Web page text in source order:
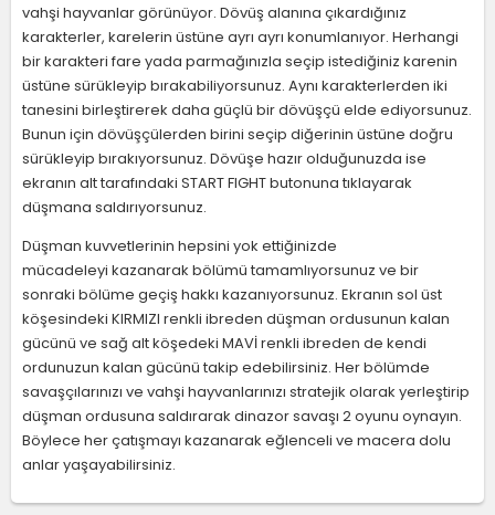
vahşi hayvanlar görünüyor. Dövüş alanına çıkardığınız
karakterler, karelerin üstüne ayrı ayrı konumlanıyor. Herhangi
bir karakteri fare yada parmağınızla seçip istediğiniz karenin
üstüne sürükleyip bırakabiliyorsunuz. Aynı karakterlerden iki
tanesini birleştirerek daha güçlü bir dövüşçü elde ediyorsunuz.
Bunun için dövüşçülerden birini seçip diğerinin üstüne doğru
sürükleyip bırakıyorsunuz. Dövüşe hazır olduğunuzda ise
ekranın alt tarafındaki START FIGHT butonuna tıklayarak
düşmana saldırıyorsunuz.
Düşman kuvvetlerinin hepsini yok ettiğinizde
mücadeleyi kazanarak bölümü tamamlıyorsunuz ve bir
sonraki bölüme geçiş hakkı kazanıyorsunuz. Ekranın sol üst
köşesindeki KIRMIZI renkli ibreden düşman ordusunun kalan
gücünü ve sağ alt köşedeki MAVİ renkli ibreden de kendi
ordunuzun kalan gücünü takip edebilirsiniz. Her bölümde
savaşçılarınızı ve vahşi hayvanlarınızı stratejik olarak yerleştirip
düşman ordusuna saldırarak dinazor savaşı 2 oyunu oynayın.
Böylece her çatışmayı kazanarak eğlenceli ve macera dolu
anlar yaşayabilirsiniz.